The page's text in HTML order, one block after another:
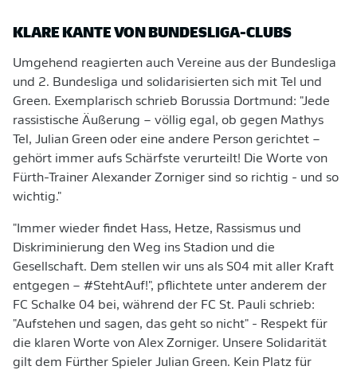
KLARE KANTE VON BUNDESLIGA-CLUBS
Umgehend reagierten auch Vereine aus der Bundesliga
und 2. Bundesliga und solidarisierten sich mit Tel und
Green. Exemplarisch schrieb Borussia Dortmund: "Jede
rassistische Äußerung – völlig egal, ob gegen Mathys
Tel, Julian Green oder eine andere Person gerichtet –
gehört immer aufs Schärfste verurteilt! Die Worte von
Fürth-Trainer Alexander Zorniger sind so richtig - und so
wichtig."
"Immer wieder findet Hass, Hetze, Rassismus und
Diskriminierung den Weg ins Stadion und die
Gesellschaft. Dem stellen wir uns als S04 mit aller Kraft
entgegen – #StehtAuf!", pflichtete unter anderem der
FC Schalke 04 bei, während der FC St. Pauli schrieb:
"Aufstehen und sagen, das geht so nicht" - Respekt für
die klaren Worte von Alex Zorniger. Unsere Solidarität
gilt dem Fürther Spieler Julian Green. Kein Platz für